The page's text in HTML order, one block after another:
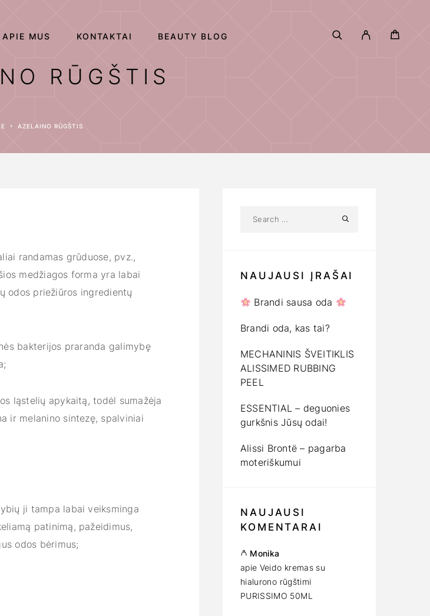
APIE MUS KONTAKTAI BEAUTY BLOG
RŪGŠTIS
AZELAINO RŪGŠTIS
randamas grūduose, pvz.,
medžiagos forma yra labai
odos priežiūros ingredientų
bakterijos praranda galimybę
ląstelių apykaitą, todėl sumažėja
ir melanino sintezę, spalviniai
ji tampa labai veiksminga
patinimą, pažeidimus,
odos bėrimus;
NAUJAUSI ĮRAŠAI
Brandi sausa oda
Brandi oda, kas tai?
MECHANINIS ŠVEITIKLIS
ALISSIMED RUBBING
PEEL
ESSENTIAL – deguonies
gurkšnis Jūsų odai!
Alissi Brontë – pagarba
moteriškumui
NAUJAUSI
KOMENTARAI
Monika
apie Veido kremas su
hialurono rūgštimi
PURISSIMO 50ML